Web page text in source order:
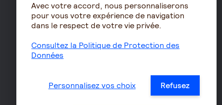
pour les entreprises
Assurances de biens
Assurance auto
Assurance habitation
non occupant
Avec votre accord, nous personnaliserons
pour vous votre expérience de navigation
dans le respect de votre vie privée.
Consultez la Politique de Protection des
Données
Personnalisez vos choix Refusez